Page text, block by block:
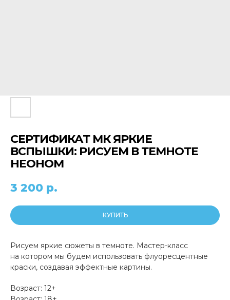
СЕРТИФИКАТ МК ЯРКИЕ
ВСПЫШКИ: РИСУЕМ В ТЕМНОТЕ
НЕОНОМ
3 200 р.
КУПИТЬ
Рисуем яркие сюжеты в темноте. Мастер-класс
на котором мы будем использовать флуоресцентные
краски, создавая эффектные картины.
Возраст: 12+